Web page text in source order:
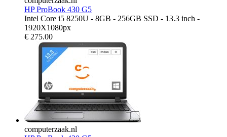
HP ProBook 430 G5
Intel Core i5 8250U - 8GB - 256GB SSD - 13.3 inch -
1920X1080px
€ 275.00
computerzaak.nl